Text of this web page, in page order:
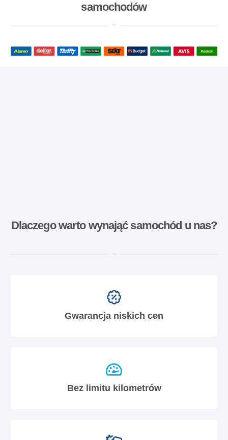
samochodów
Dlaczego warto wynająć samochód u nas?
Gwarancja niskich cen
Bez limitu kilometrów